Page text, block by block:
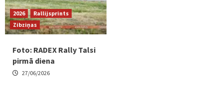
2026
Rallijsprints
Zibziņas
Foto: RADEX Rally Talsi
pirmā diena
27/06/2026